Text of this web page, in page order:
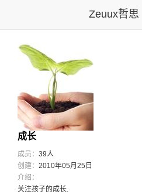
Zeuux哲思
成长
成员： 39人
创建： 2010年05月25日
介绍：
关注孩子的成长.